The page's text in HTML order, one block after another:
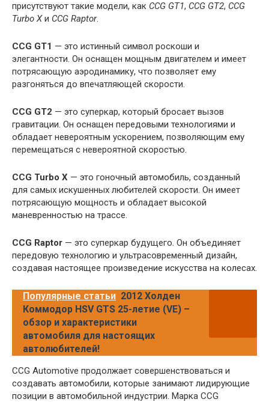
присутствуют такие модели, как CCG GT1, CCG GT2, CCG
Turbo Xи CCG Raptor.
CCG GT1 — это истинный символ роскоши и
элегантности. Он оснащен мощным двигателем и имеет
потрясающую аэродинамику, что позволяет ему
разгоняться до впечатляющей скорости.
CCG GT2 — это суперкар, который бросает вызов
гравитации. Он оснащен передовыми технологиями и
обладает невероятным ускорением, позволяющим ему
перемещаться с невероятной скоростью.
CCG Turbo X — это гоночный автомобиль, созданный
для самых искушенных любителей скорости. Он имеет
потрясающую мощность и обладает высокой
маневренностью на трассе.
CCG Raptor — это суперкар будущего. Он объединяет
передовую технологию и ультрасовременный дизайн,
создавая настоящее произведение искусства на колесах.
Популярные статьи 2012 Холден
Коммодор HSV GTS 25-летие (VE) –
обзор и характеристики
автомобиля для настоящих
автолюбителей!
CCG Automotive продолжает совершенствоваться и
создавать автомобили, которые занимают лидирующие
позиции в автомобильной индустрии. Марка CCG